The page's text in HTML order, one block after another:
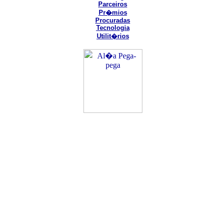
Parceiros
Pr�mios
Procuradas
Tecnologia
Utilit�rios